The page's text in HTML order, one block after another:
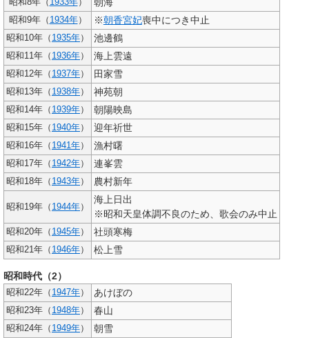
昭和8年（ 1933年） 朝海
昭和9年（ 1934年） ※朝香宮妃喪中につき中止
昭和10年（ 1935年） 池邊鶴
昭和11年（ 1936年） 海上雲遠
昭和12年（ 1937年） 田家雪
昭和13年（ 1938年） 神苑朝
昭和14年（ 1939年） 朝陽映島
昭和15年（ 1940年） 迎年祈世
昭和16年（ 1941年） 漁村曙
昭和17年（ 1942年） 連峯雲
昭和18年（ 1943年） 農村新年
昭和19年（ 1944年）
海上日出
※昭和天皇体調不良のため、歌会のみ中止
昭和20年（ 1945年） 社頭寒梅
昭和21年（ 1946年） 松上雪
昭和時代（2）
昭和22年（ 1947年） あけぼの
昭和23年（ 1948年） 春山
昭和24年（ 1949年） 朝雪